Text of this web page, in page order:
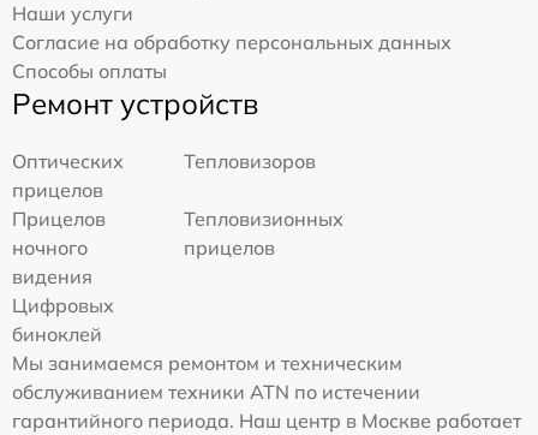
Наши услуги
Согласие на обработку персональных данных
Способы оплаты
Ремонт устройств
Оптических
прицелов
Тепловизоров
Прицелов
ночного
видения
Тепловизионных
прицелов
Цифровых
биноклей
Мы занимаемся ремонтом и техническим
обслуживанием техники ATN по истечении
гарантийного периода. Наш центр в Москве работает